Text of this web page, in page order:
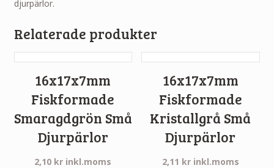
djurpärlor.
Relaterade produkter
16x17x7mm
Fiskformade
Smaragdgrön Små
Djurpärlor
2,10 kr inkl.moms
16x17x7mm
Fiskformade
Kristallgrå Små
Djurpärlor
2,11 kr inkl.moms